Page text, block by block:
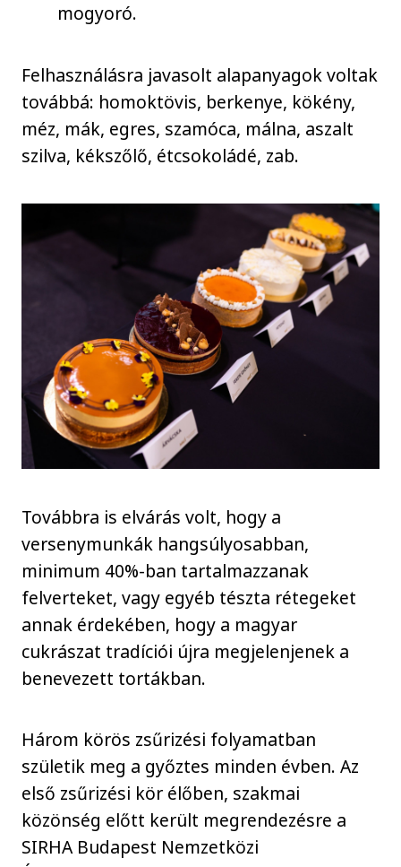
mogyoró.
Felhasználásra javasolt alapanyagok voltak
továbbá: homoktövis, berkenye, kökény,
méz, mák, egres, szamóca, málna, aszalt
szilva, kékszőlő, étcsokoládé, zab.
Továbbra is elvárás volt, hogy a
versenymunkák hangsúlyosabban,
minimum 40%-ban tartalmazzanak
felverteket, vagy egyéb tészta rétegeket
annak érdekében, hogy a magyar
cukrászat tradíciói újra megjelenjenek a
benevezett tortákban.
Három körös zsűrizési folyamatban
születik meg a győztes minden évben. Az
első zsűrizési kör élőben, szakmai
közönség előtt került megrendezésre a
SIRHA Budapest Nemzetközi